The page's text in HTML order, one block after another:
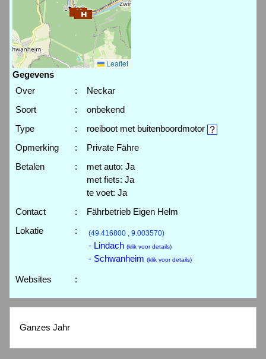
Leaflet
Gegevens
Over
:
Neckar
Soort
:
onbekend
Type
:
roeiboot met buitenboordmotor
Opmerking
:
Private Fähre
Betalen
:
met auto: Ja
met fiets: Ja
te voet: Ja
Contact
:
Fährbetrieb Eigen Helm
Lokatie
: (49.416800 , 9.003570)
- Lindach (klik voor details)
- Schwanheim (klik voor details)
Websites :
Ganzes Jahr